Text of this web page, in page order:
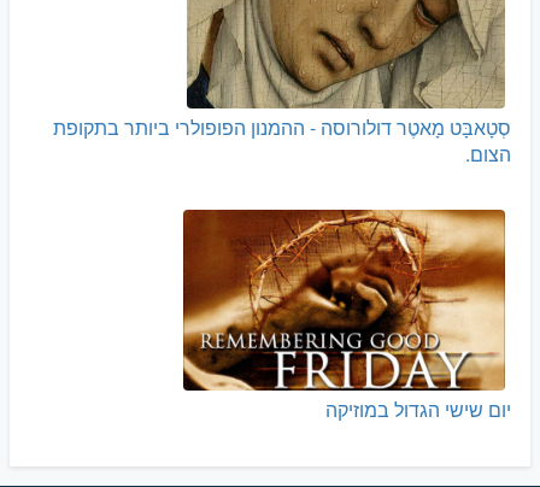
סְטָאבָּט מָאטֶר דולורוסה - ההמנון הפופולרי ביותר בתקופת
הצום.
יום שישי הגדול במוזיקה